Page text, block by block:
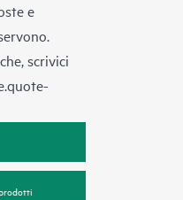
e
scrivici